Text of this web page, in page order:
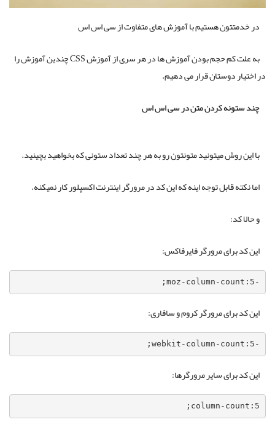
در خدمتتون هستیم با آموزش های متفاوت از سی اس اس
به علت کم حجم بودن آموزش ها در هر سری از آموزش CSS چندین آموزش را
در اختیار دوستان قرار می دهیم.
چند ستونه کردن متن در سی اس اس
با این روش میتونید متونتون رو به هر چند تعداد ستونی که بخواهید بچینید.
اما نکته قابل توجه اینه که این کد در مرورگر اینترنت اکسپلور کار نمیکنه.
و حالا کد:
این کد برای مرورگر فایرفاکس:
-moz-column-count:5;
این کد برای مرورگر کروم و سافاری:
-webkit-column-count:5;
این کد برای سایر مرورگرها:
column-count:5;